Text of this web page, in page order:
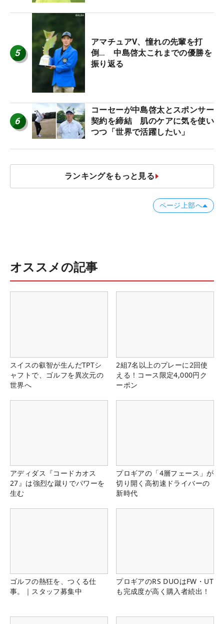
5
アマチュアV、憧れの先輩を打
倒… 中島啓太これまでの優勝を
振り返る
6
コーセーが中島啓太とスポンサー
契約を締結 肌のケアに気を使い
つつ「世界で活躍したい」
ランキングをもっと見る
ページ上部へ
オススメの記事
スイスの叡智が生んだTPTシ
ャフトで、ゴルフを異次元の
世界へ
2組7名以上のプレーに2回使
える！コース限定4,000円ク
ーポン
アディダス『コードカオス
27』は強烈な蹴りでパワーを
生む
プロギアの「4層フェース」が
切り開く高初速ドライバーの
新時代
ゴルフの熱狂を、つくる仕
事。｜スタッフ募集中
プロギアのRS DUOはFW・UT
も完成度が高く購入者続出！